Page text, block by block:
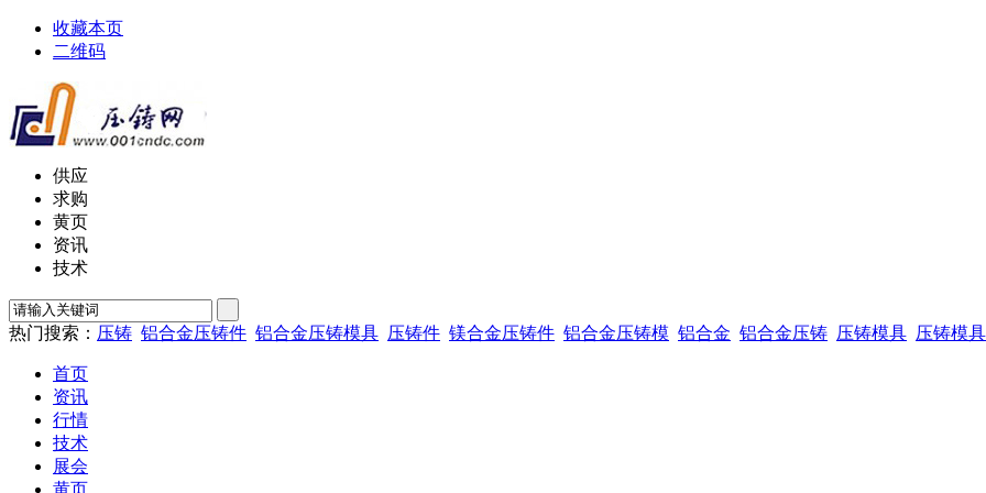
收藏本页
二维码
供应
求购
黄页
资讯
技术
热门搜索： 压铸 铝合金压铸件 铝合金压铸模具 压铸件 镁合金压铸件 铝合金压铸模 铝合金 铝合金压铸 压铸模具 压铸模
首页
资讯
行情
技术
展会
黄页